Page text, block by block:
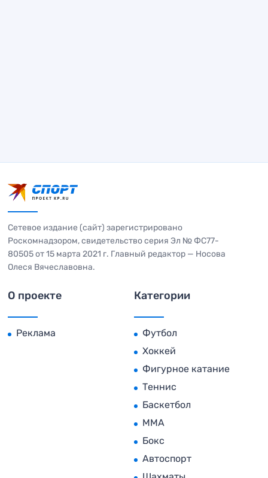
Сетевое издание (сайт) зарегистрировано
Роскомнадзором, свидетельство серия Эл № ФС77-
80505 от 15 марта 2021 г. Главный редактор — Носова
Олеся Вячеславовна.
О проекте
Реклама
Категории
Футбол
Хоккей
Фигурное катание
Теннис
Баскетбол
MMA
Бокс
Автоспорт